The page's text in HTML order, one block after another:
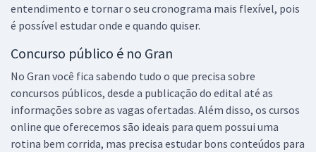
entendimento e tornar o seu cronograma mais flexível, pois
é possível estudar onde e quando quiser.
Concurso público é no Gran
No Gran você fica sabendo tudo o que precisa sobre
concursos públicos, desde a publicação do edital até as
informações sobre as vagas ofertadas. Além disso, os cursos
online que oferecemos são ideais para quem possui uma
rotina bem corrida, mas precisa estudar bons conteúdos para